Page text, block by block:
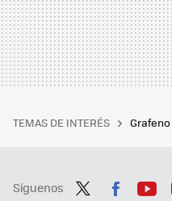
TEMAS DE INTERÉS Grafeno
Síguenos